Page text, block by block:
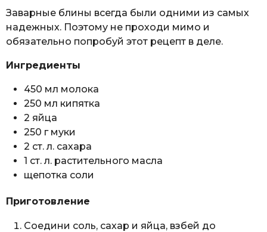
Заварные блины всегда были одними из самых
надежных. Поэтому не проходи мимо и
обязательно попробуй этот рецепт в деле.
Ингредиенты
450 мл молока
250 мл кипятка
2 яйца
250 г муки
2 ст. л. сахара
1 ст. л. растительного масла
щепотка соли
Приготовление
Соедини соль, сахар и яйца, взбей до